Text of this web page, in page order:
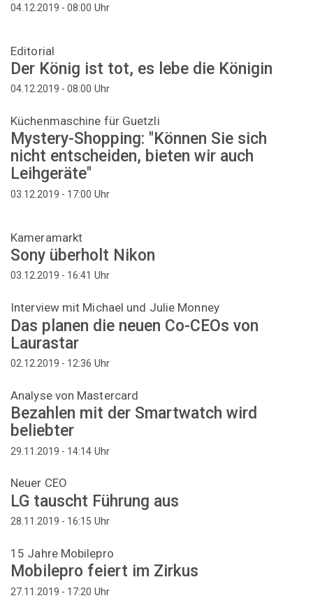
04.12.2019 - 08:00 Uhr
Editorial
Der König ist tot, es lebe die Königin
04.12.2019 - 08:00 Uhr
Küchenmaschine für Guetzli
Mystery-Shopping: "Können Sie sich
nicht entscheiden, bieten wir auch
Leihgeräte"
03.12.2019 - 17:00 Uhr
Kameramarkt
Sony überholt Nikon
03.12.2019 - 16:41 Uhr
Interview mit Michael und Julie Monney
Das planen die neuen Co-CEOs von
Laurastar
02.12.2019 - 12:36 Uhr
Analyse von Mastercard
Bezahlen mit der Smartwatch wird
beliebter
29.11.2019 - 14:14 Uhr
Neuer CEO
LG tauscht Führung aus
28.11.2019 - 16:15 Uhr
15 Jahre Mobilepro
Mobilepro feiert im Zirkus
27.11.2019 - 17:20 Uhr